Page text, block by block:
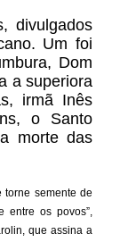
divulgados
Um foi
Dom
a superiora
irmã Inês
o Santo
morte das
torne semente de
entre os povos”,
que assina a